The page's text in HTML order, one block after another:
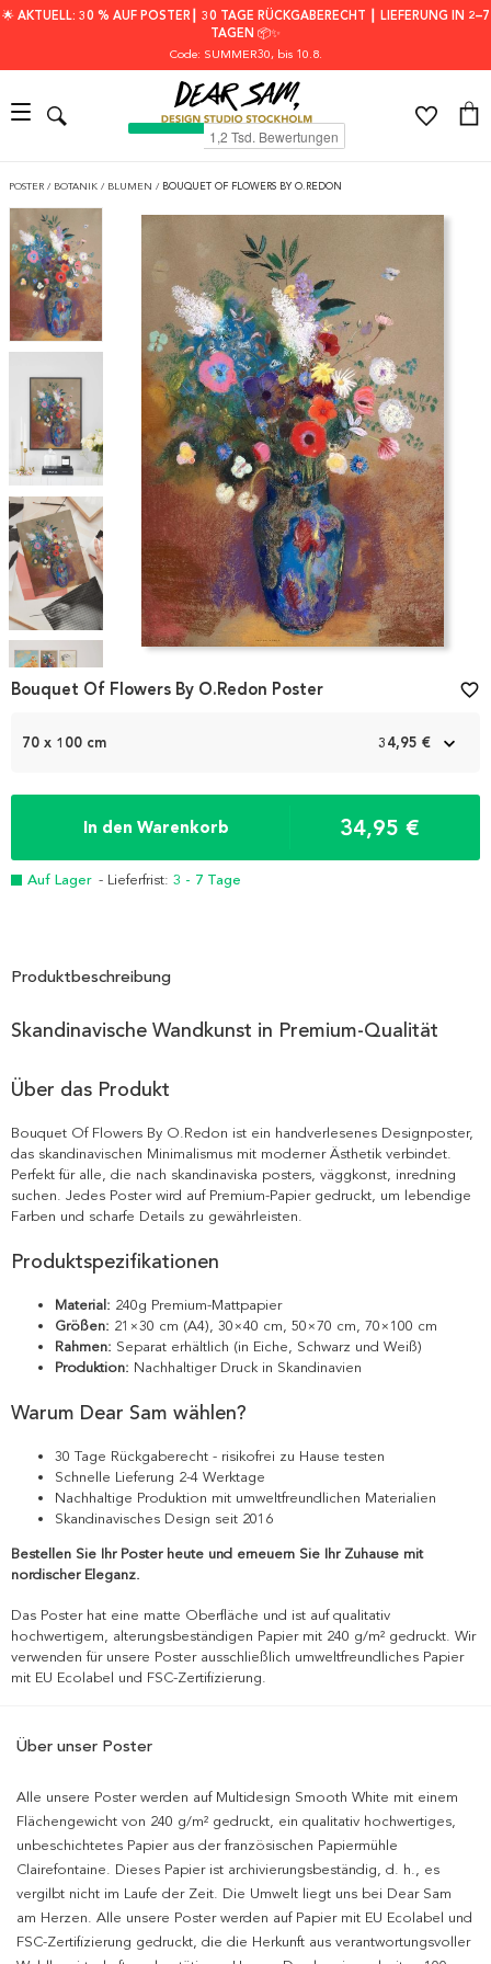
🌟 AKTUELL: 30 % AUF POSTER┃ 30 TAGE RÜCKGABERECHT ┃ LIEFERUNG IN 2–7
TAGEN 📦✨
Code: SUMMER30, bis 10.8.
POSTER / BOTANIK / BLUMEN / BOUQUET OF FLOWERS BY O.REDON
Item
1
70 x 100 cm 34,95 €
In den Warenkorb 34,95 €
Auf Lager - Lieferfrist: 3 - 7 Tage
Bouquet Of Flowers By O.Redon Poster favorite_border
Produktbeschreibung
Skandinavische Wandkunst in Premium-Qualität
Über das Produkt
Bouquet Of Flowers By O.Redon ist ein handverlesenes Designposter,
das skandinavischen Minimalismus mit moderner Ästhetik verbindet.
Perfekt für alle, die nach skandinaviska posters, väggkonst, inredning
suchen. Jedes Poster wird auf Premium-Papier gedruckt, um lebendige
Farben und scharfe Details zu gewährleisten.
Produktspezifikationen
Material: 240g Premium-Mattpapier
Größen: 21×30 cm (A4), 30×40 cm, 50×70 cm, 70×100 cm
Rahmen: Separat erhältlich (in Eiche, Schwarz und Weiß)
Produktion: Nachhaltiger Druck in Skandinavien
Warum Dear Sam wählen?
30 Tage Rückgaberecht - risikofrei zu Hause testen
Schnelle Lieferung 2-4 Werktage
Nachhaltige Produktion mit umweltfreundlichen Materialien
Skandinavisches Design seit 2016
Bestellen Sie Ihr Poster heute und erneuern Sie Ihr Zuhause mit
nordischer Eleganz.
Das Poster hat eine matte Oberfläche und ist auf qualitativ
hochwertigem, alterungsbeständigen Papier mit 240 g/m² gedruckt. Wir
verwenden für unsere Poster ausschließlich umweltfreundliches Papier
mit EU Ecolabel und FSC-Zertifizierung.
Über unser Poster
Alle unsere Poster werden auf Multidesign Smooth White mit einem
Flächengewicht von 240 g/m² gedruckt, ein qualitativ hochwertiges,
unbeschichtetes Papier aus der französischen Papiermühle
Clairefontaine. Dieses Papier ist archivierungsbeständig, d. h., es
vergilbt nicht im Laufe der Zeit. Die Umwelt liegt uns bei Dear Sam
am Herzen. Alle unsere Poster werden auf Papier mit EU Ecolabel und
FSC-Zertifizierung gedruckt, die die Herkunft aus verantwortungsvoller